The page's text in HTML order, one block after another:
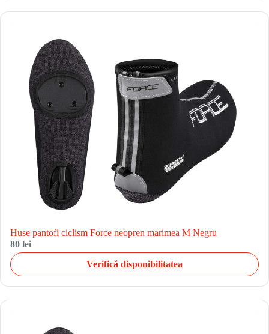
Huse pantofi ciclism Force neopren marimea M Negru
80 lei
Verifică disponibilitatea